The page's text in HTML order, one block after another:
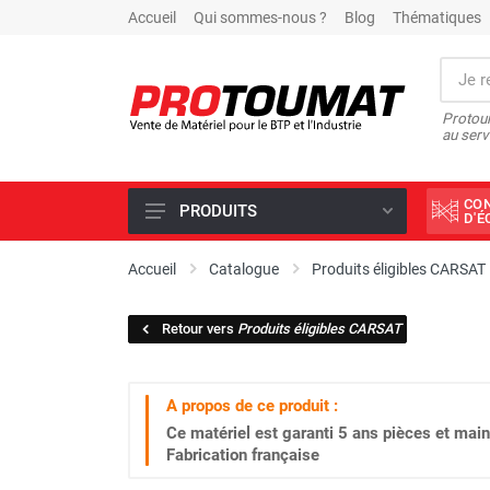
Accueil Qui sommes-nous ? Blog Thématiques
au
PROMOTIONS D'USINE
SCIAGE ET FORAGE
TRAVAIL DU BÉTON
MALAXEUR
PRODUITS
Accueil Catalogue Produits éligibles CARSAT
Retour vers Produits éligibles CARSAT
A propos de ce produit :
Ce matériel est garanti 5 ans pièces et
Fabrication française